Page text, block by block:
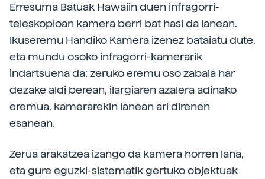
Erresuma Batuak Hawaiin duen infragorri-
teleskopioan kamera berri bat hasi da lanean.
Ikuseremu Handiko Kamera izenez bataiatu dute,
eta mundu osoko infragorri-kamerarik
indartsuena da: zeruko eremu oso zabala har
dezake aldi berean, ilargiaren azalera adinako
eremua, kamerarekin lanean ari direnen
esanean.
Zerua arakatzea izango da kamera horren lana,
eta gure eguzki-sistematik gertuko objektuak